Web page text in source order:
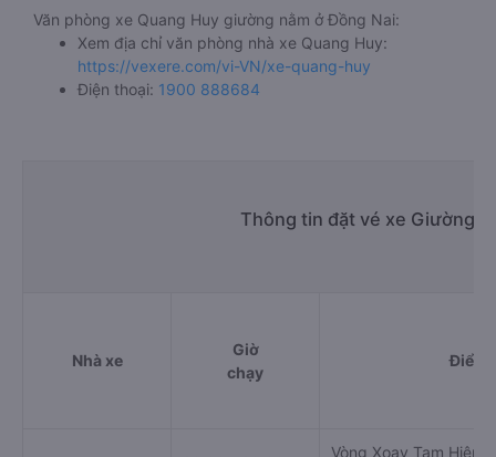
dịp Lễ, Tết cao điểm
Thông tin liên hệ
Văn phòng xe Quang Huy giường nằm ở Đồng Nai: